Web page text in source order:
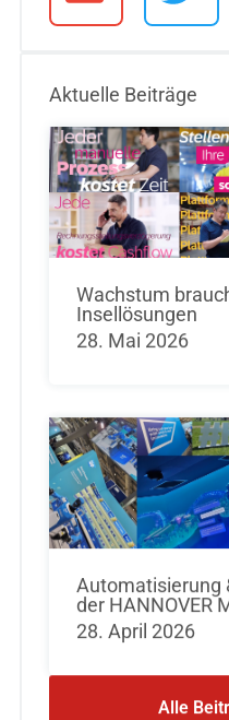
Aktuelle Beiträge
Wachstum
Insellösungen
28. Mai 2026
Automatisierung
der HANNOVER
28. April 2026
Alle